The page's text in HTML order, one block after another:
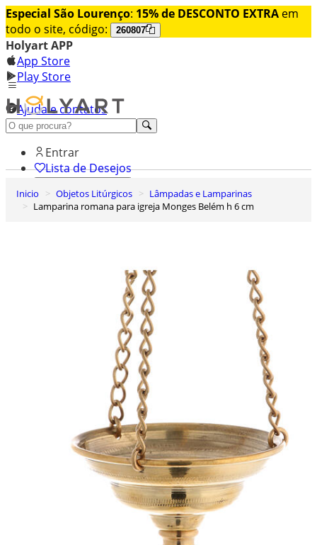
Especial São Lourenço: 15% de DESCONTO EXTRA em
todo o site, código:
260807
Holyart APP
App Store
Play Store
Ajuda e contatos
Conheça premium
Entrar
Lista de Desejos
0
Carrinho de Compras
Inicio Objetos Litúrgicos
Lâmpadas e Lamparinas
Lamparina romana para igreja Monges Belém h 6 cm